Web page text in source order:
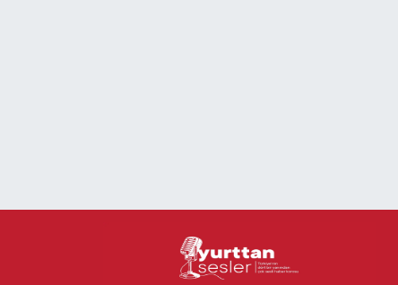
Süper Lig Puan Durumu ve Fikstür